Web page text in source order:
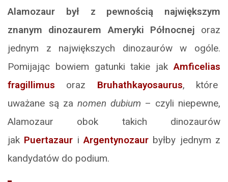
Alamozaur był z pewnością największym
znanym dinozaurem Ameryki Północnej oraz
jednym z największych dinozaurów w ogóle.
Pomijając bowiem gatunki takie jakAmficelias
fragillimus oraz Bruhathkayosaurus, które
uważane są za nomen dubium – czyli niepewne,
Alamozaur obok takich dinozaurów
jak Puertazaur iArgentynozaur byłby jednym z
kandydatów do podium.